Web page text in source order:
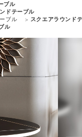
ブル
ドテーブル
ブル
スクエアラウンド
ル